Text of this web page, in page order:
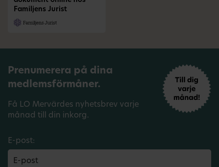
Familjens Jurist
Prenumerera på dina
medlemsförmåner.
Få LO Mervärdes nyhetsbrev varje
månad till din inkorg.
E-post: